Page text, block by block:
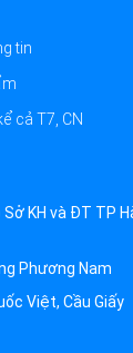
tin
cả T7, CN
KH và ĐT TP
Phương Nam
Việt, Cầu Giấy